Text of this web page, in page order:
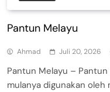
Pantun Melayu
Ahmad Juli 20, 2026
Pantun Melayu –
mulanya digunakan oleh